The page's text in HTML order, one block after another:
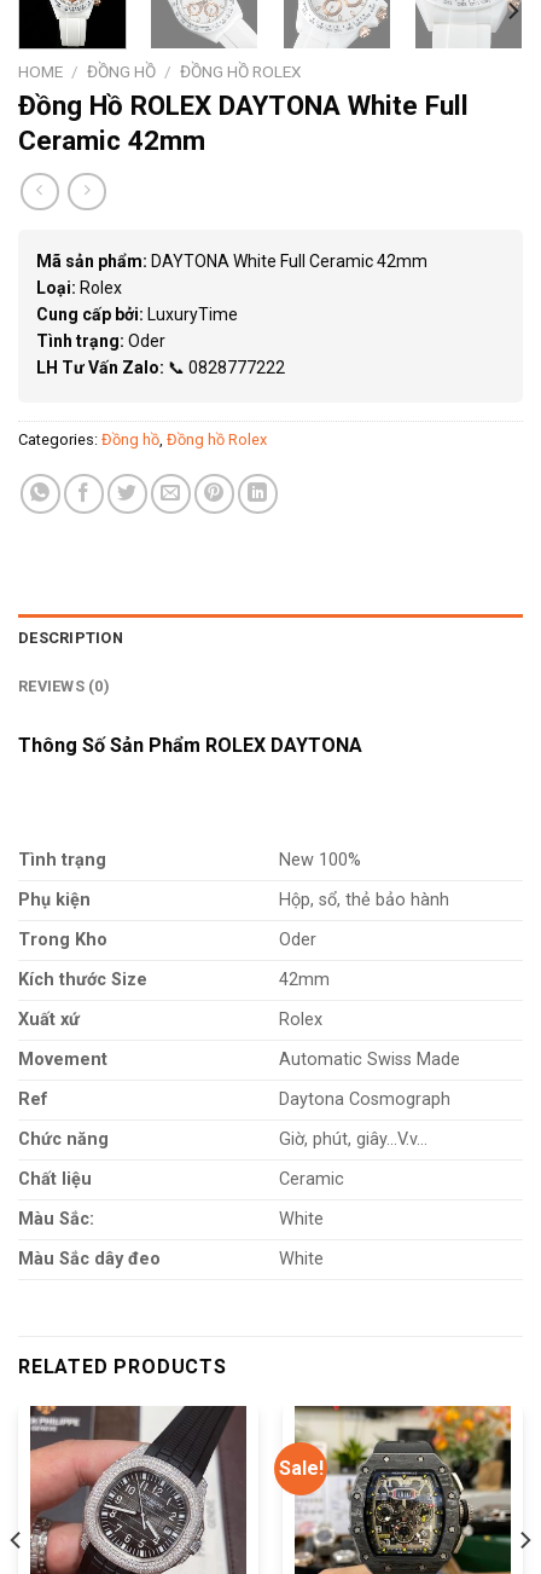
HOME / ĐỒNG HỒ / ĐỒNG HỒ ROLEX
Đồng Hồ ROLEX DAYTONA White Full
Ceramic 42mm
Mã sản phẩm: DAYTONA White Full Ceramic 42mm
Loại: Rolex
Cung cấp bởi: LuxuryTime
Tình trạng: Oder
LH Tư Vấn Zalo: 📞 0828777222
Categories: Đồng hồ, Đồng hồ Rolex
DESCRIPTION
REVIEWS (0)
Thông Số Sản Phẩm ROLEX DAYTONA
Tình trạng
New 100%
Phụ kiện
Hộp, sổ, thẻ bảo hành
Trong Kho
Oder
Kích thước Size
42mm
Xuất xứ
Rolex
Movement
Automatic Swiss Made
Ref
Daytona Cosmograph
Chức năng
Giờ, phút, giây…V.v…
Chất liệu
Ceramic
Màu Sắc:
White
Màu Sắc dây đeo
White
RELATED PRODUCTS
Sale!